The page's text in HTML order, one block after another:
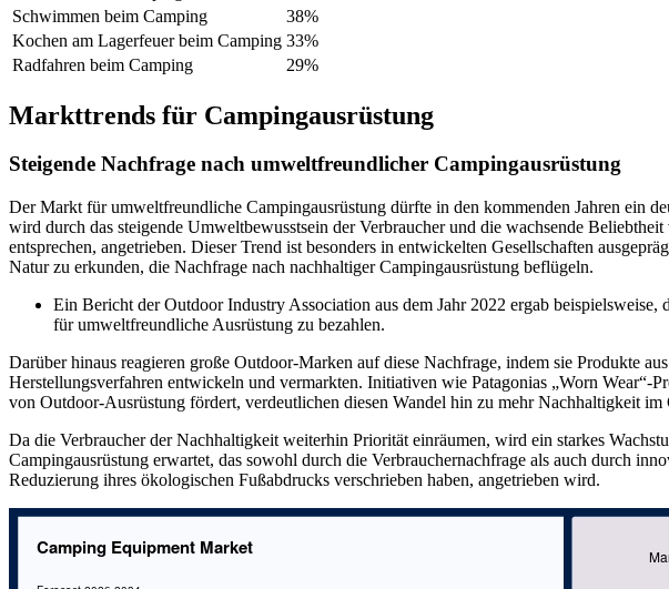
Schwimmen beim Camping
38%
Kochen am Lagerfeuer beim Camping 33%
Radfahren beim Camping
29%
Markttrends für Campingausrüstung
Steigende Nachfrage nach umweltfreundlicher Campingausrüstung
Der Markt für umweltfreundliche Campingausrüstung dürfte in den kommenden Jahren ein
wird durch das steigende Umweltbewusstsein der Verbraucher und die wachsende
entsprechen, angetrieben. Dieser Trend ist besonders in entwickelten Gesellschaften
Natur zu erkunden, die Nachfrage nach nachhaltiger Campingausrüstung beflügeln.
Ein Bericht der Outdoor Industry Association aus dem Jahr 2022 ergab beispielsweise,
für umweltfreundliche Ausrüstung zu bezahlen.
Darüber hinaus reagieren große Outdoor-Marken auf diese Nachfrage, indem sie Produkte
Herstellungsverfahren entwickeln und vermarkten. Initiativen wie Patagonias „Worn Wear“-
von Outdoor-Ausrüstung fördert, verdeutlichen diesen Wandel hin zu mehr Nachhaltigkeit im
Da die Verbraucher der Nachhaltigkeit weiterhin Priorität einräumen, wird ein starkes
Campingausrüstung erwartet, das sowohl durch die Verbrauchernachfrage als auch durch
Reduzierung ihres ökologischen Fußabdrucks verschrieben haben, angetrieben wird.